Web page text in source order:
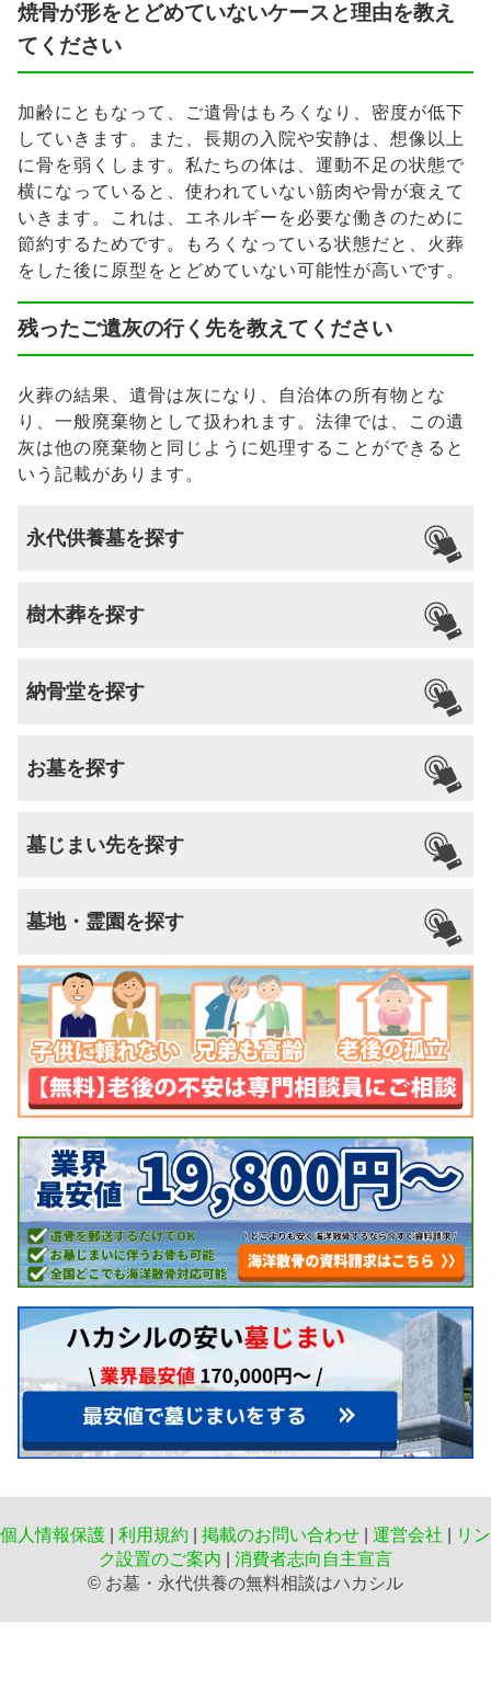
焼骨が形をとどめていないケースと理由を教え
てください
加齢にともなって、ご遺骨はもろくなり、密度が低下
していきます。また、長期の入院や安静は、想像以上
に骨を弱くします。私たちの体は、運動不足の状態で
横になっていると、使われていない筋肉や骨が衰えて
いきます。これは、エネルギーを必要な働きのために
節約するためです。もろくなっている状態だと、火葬
をした後に原型をとどめていない可能性が高いです。
残ったご遺灰の行く先を教えてください
火葬の結果、遺骨は灰になり、自治体の所有物とな
り、一般廃棄物として扱われます。法律では、この遺
灰は他の廃棄物と同じように処理することができると
いう記載があります。
永代供養墓を探す
樹木葬を探す
納骨堂を探す
お墓を探す
墓じまい先を探す
墓地・霊園を探す
個人情報保護 利用規約 掲載のお問い合わせ 運営会社
リン
ク設置のご案内
消費者志向自主宣言
©️ お墓・永代供養の無料相談はハカシル